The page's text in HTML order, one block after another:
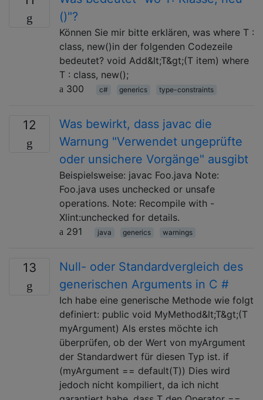
()"?
Können Sie mir bitte erklären, was where T :
class, new()in der folgenden Codezeile
bedeutet? void Add&lt;T&gt;(T item) where
T : class, new();
300
c# generics type-constraints
12
Was bewirkt, dass javac die
Warnung "Verwendet ungeprüfte
oder unsichere Vorgänge" ausgibt
Beispielsweise: javac Foo.java Note:
Foo.java uses unchecked or unsafe
operations. Note: Recompile with -
Xlint:unchecked for details.
291
java generics warnings
13
Null- oder Standardvergleich des
generischen Arguments in C #
Ich habe eine generische Methode wie folgt
definiert: public void MyMethod&lt;T&gt;(T
myArgument) Als erstes möchte ich
überprüfen, ob der Wert von myArgument
der Standardwert für diesen Typ ist. if
(myArgument == default(T)) Dies wird
jedoch nicht kompiliert, da ich nicht